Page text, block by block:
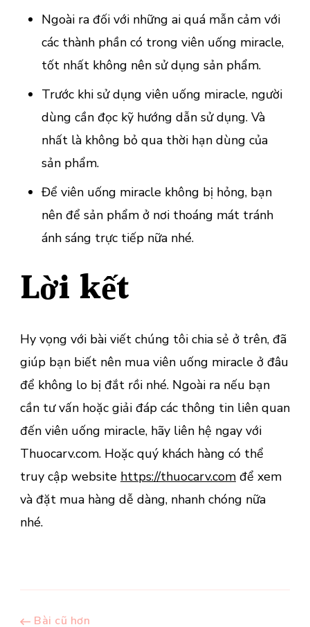
Ngoài ra đối với những ai quá mẫn cảm với
các thành phần có trong viên uống miracle,
tốt nhất không nên sử dụng sản phẩm.
Trước khi sử dụng viên uống miracle, người
dùng cần đọc kỹ hướng dẫn sử dụng. Và
nhất là không bỏ qua thời hạn dùng của
sản phẩm.
Để viên uống miracle không bị hỏng, bạn
nên để sản phẩm ở nơi thoáng mát tránh
ánh sáng trực tiếp nữa nhé.
Lời kết
Hy vọng với bài viết chúng tôi chia sẻ ở trên, đã
giúp bạn biết nên mua viên uống miracle ở đâu
để không lo bị đắt rồi nhé. Ngoài ra nếu bạn
cần tư vấn hoặc giải đáp các thông tin liên quan
đến viên uống miracle, hãy liên hệ ngay với
Thuocarv.com. Hoặc quý khách hàng có thể
truy cập website https://thuocarv.com để xem
và đặt mua hàng dễ dàng, nhanh chóng nữa
nhé.
Bài cũ hơn